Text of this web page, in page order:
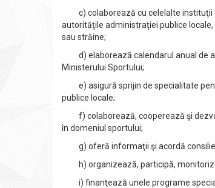
c) colaborează cu celelalte instituţii
autorităţile administraţiei publice
sau străine;
d) elaborează calendarul anual de
Ministerului Sportului;
e) asigură sprijin de specialitate
publice locale;
f) colaborează, cooperează şi
în domeniul sportului;
g) oferă informaţii şi acordă
h) organizează, participă,
i) finanţează unele programe